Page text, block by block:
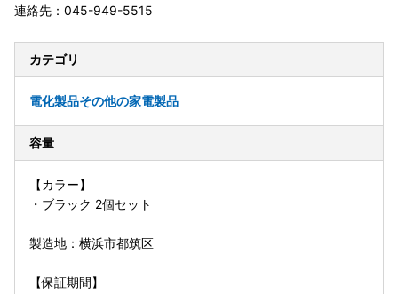
連絡先：045-949-5515
カテゴリ
電化製品その他の家電製品
容量
【カラー】
・ブラック 2個セット
製造地：横浜市都筑区
【保証期間】